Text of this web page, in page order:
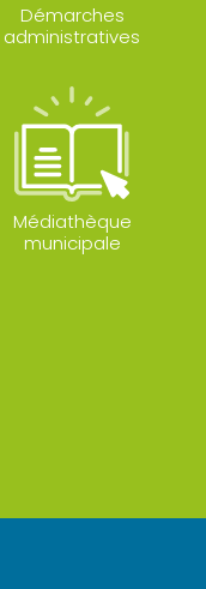
Démarches
administratives
Médiathèque
municipale